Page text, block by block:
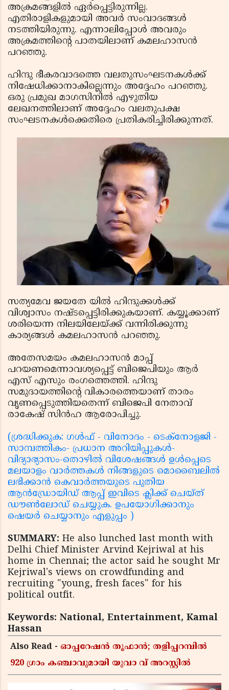
അക്രമങ്ങളില്‍ ഏര്‍പ്പെട്ടിരുന്നില്ല.
എതിരാളികളുമായി അവര്‍ സംവാദങ്ങള്‍
നടത്തിയിരുന്നു. എന്നാലിപ്പോള്‍ അവരും
അക്രമത്തിന്റെ പാതയിലാണ് കമലഹാസന്‍
പറഞ്ഞു.
ഹിന്ദു ഭീകരവാദത്തെ വലതുസംഘടനകള്‍ക്ക്
നിഷേധിക്കാനാകില്ലെന്നും അദ്ദേഹം പറഞ്ഞു.
ഒരു പ്രമുഖ മാഗസിനില്‍ എഴുതിയ
ലേഖനത്തിലാണ് അദ്ദേഹം വലതുപക്ഷ
സംഘടനകള്‍ക്കെതിരെ പ്രതികരിച്ചിരിക്കുന്നത്.
സത്യമേവ ജയതേ യില്‍ ഹിന്ദുക്കള്‍ക്ക്
വിശ്വാസം നഷ്ടപ്പെട്ടിരിക്കുകയാണ്. കയ്യൂക്കാണ്
ശരിയെന്ന നിലയിലേയ്ക്ക് വന്നിരിക്കുന്നു
കാര്യങ്ങള്‍ കമലഹാസന്‍ പറഞ്ഞു.
അതേസമയം കമലഹാസന്‍ മാപ്പ്
പറയണമെന്നാവശ്യപ്പെട്ട് ബിജെപിയും ആര്‍
എസ് എസും രംഗത്തെത്തി. ഹിന്ദു
സമുദായത്തിന്റെ വികാരത്തെയാണ് താരം
വൃണപ്പെടുത്തിയതെന്ന് ബിജെപി നേതാവ്
രാകേഷ് സിന്‍ഹ ആരോപിച്ചു.
(ശ്രദ്ധിക്കുക: ഗൾഫ് - വിനോദം - ടെക്നോളജി -
സാമ്പത്തികം- പ്രധാന അറിയിപ്പുകൾ-
വിദ്യാഭ്യാസം-തൊഴിൽ വിശേഷങ്ങൾ ഉൾപ്പെടെ
മലയാളം വാർത്തകൾ നിങ്ങളുടെ മൊബൈലിൽ
ലഭിക്കാൻ കെവാർത്തയുടെ പുതിയ
ആൻഡ്രോയിഡ് ആപ്പ് ഇവിടെ ക്ലിക്ക് ചെയ്ത്
ഡൗൺലോഡ് ചെയ്യുക. ഉപയോഗിക്കാനും
ഷെയർ ചെയ്യാനും എളുപ്പം )
SUMMARY: He also lunched last month with
Delhi Chief Minister Arvind Kejriwal at his
home in Chennai; the actor said he sought Mr
Kejriwal's views on crowdfunding and
recruiting "young, fresh faces" for his
political outfit.
Keywords: National, Entertainment, Kamal
Hassan
Also Read - ഓപ്പറേഷൻ തൂഫാൻ; തളിപ്പറമ്പിൽ
920 ഗ്രാം കഞ്ചാവുമായി യുവാ വ് അറസ്റ്റിൽ